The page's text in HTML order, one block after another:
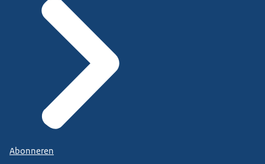
Abonneren